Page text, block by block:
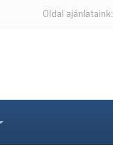
Oldal ajánlataink: